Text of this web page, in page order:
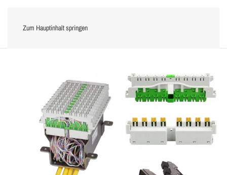
Zum Hauptinhalt springen